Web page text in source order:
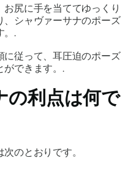
尻に手を当ててゆっくり
、シャヴァーサナのポーズ
。.
に従って、耳圧迫のポーズ
ができます。.
の利点は何で
のとおりです。